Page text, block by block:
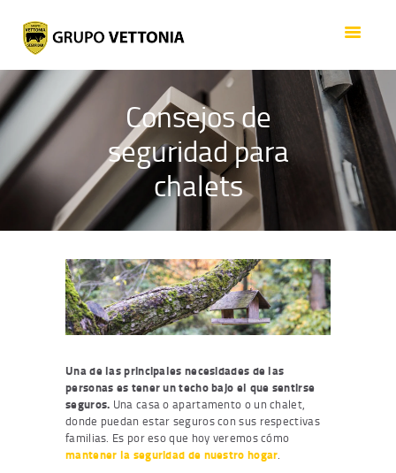
Consejos de
seguridad para
chalets
SEGURIDAD
SERVICIOS
EMPLEO
GRUPO
CONTACTO
Una de las principales necesidades de las
personas es tener un techo bajo el que sentirse
seguros. Una casa o apartamento o un chalet,
donde puedan estar seguros con sus respectivas
familias. Es por eso que hoy veremos cómo
mantener la seguridad de nuestro hogar.